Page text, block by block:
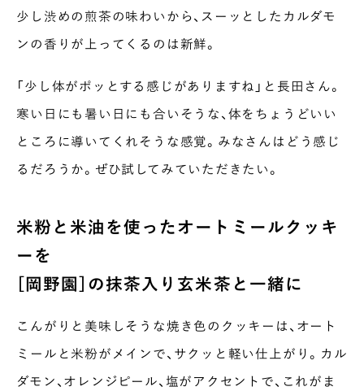
少し渋めの煎茶の味わいから、スーッとしたカルダモ
ンの香りが上ってくるのは新鮮。
「少し体がポッとする感じがありますね」と長田さん。
寒い日にも暑い日にも合いそうな、体をちょうどいい
ところに導いてくれそうな感覚。みなさんはどう感じ
るだろうか。ぜひ試してみていただきたい。
米粉と米油を使ったオートミールクッキ
ーを
［岡野園］の抹茶入り玄米茶と一緒に
こんがりと美味しそうな焼き色のクッキーは、オート
ミールと米粉がメインで、サクッと軽い仕上がり。カル
ダモン、オレンジピール、塩がアクセントで、これがま